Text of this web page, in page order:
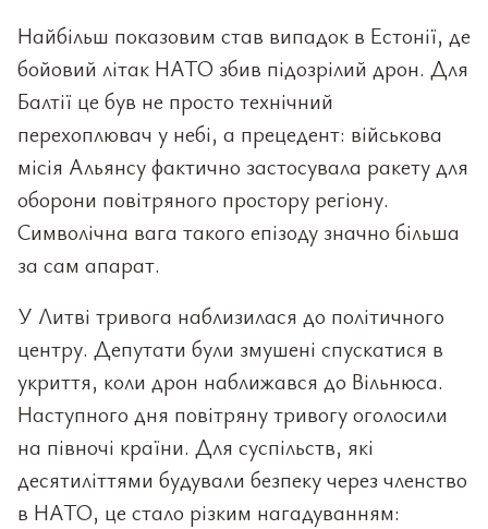
Найбільш показовим став випадок в Естонії, де
бойовий літак НАТО збив підозрілий дрон. Для
Балтії це був не просто технічний
перехоплювач у небі, а прецедент: військова
місія Альянсу фактично застосувала ракету для
оборони повітряного простору регіону.
Символічна вага такого епізоду значно більша
за сам апарат.
У Литві тривога наблизилася до політичного
центру. Депутати були змушені спускатися в
укриття, коли дрон наближався до Вільнюса.
Наступного дня повітряну тривогу оголосили
на півночі країни. Для суспільств, які
десятиліттями будували безпеку через членство
в НАТО, це стало різким нагадуванням: